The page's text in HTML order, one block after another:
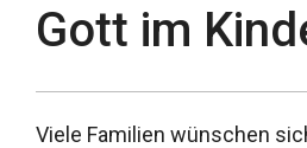
Gott im
Viele Familien wünschen